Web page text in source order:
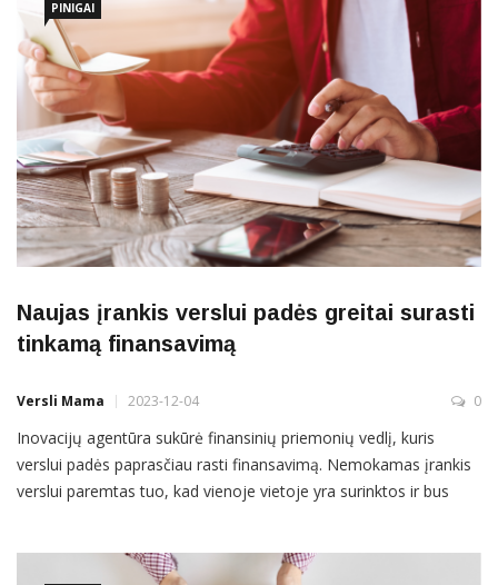
sutaupyti pinigų
PINIGAI
Naujas įrankis verslui padės greitai surasti
tinkamą finansavimą
Versli Mama 2023-12-04 0
Inovacijų agentūra sukūrė finansinių priemonių vedlį, kuris
verslui padės paprasčiau rasti finansavimą. Nemokamas įrankis
verslui paremtas tuo, kad vienoje vietoje yra surinktos ir bus
pasiūlys tinkamiausius finansavimo variantus. Svarbu tai, kad